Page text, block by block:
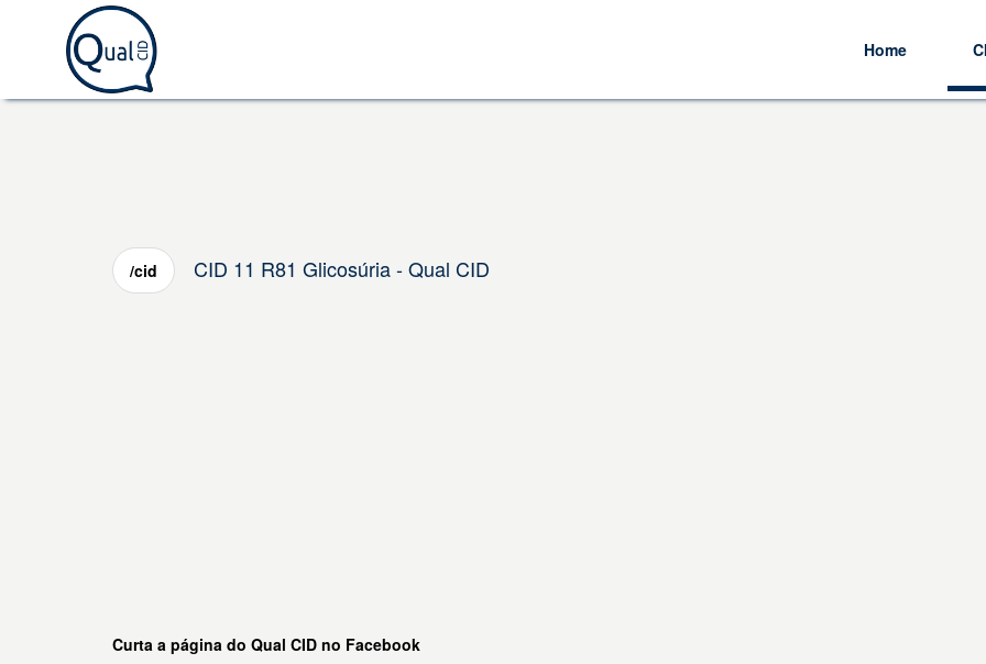
Home
/cid CID 11 R81 Glicosúria - Qual CID
Curta a página do Qual CID no Facebook